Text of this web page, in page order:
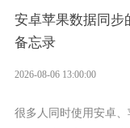
安卓苹果数据同步
备忘录
2026-08-06 13:00:00
很多人同时使用安卓